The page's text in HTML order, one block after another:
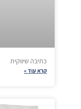
כתיבה שיווקית
קרא עוד »